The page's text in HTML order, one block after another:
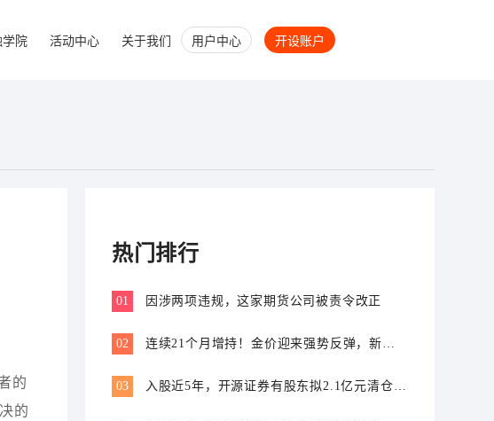
学院 活动中心 关于我们 用户中心 开设账户
的
的
热门排行
01 因涉两项违规，这家期货公司被责令改正
02
连续21个月增持！金价迎来强势反弹，新一
03
入股近5年，开源证券有股东拟2.1亿元清仓离